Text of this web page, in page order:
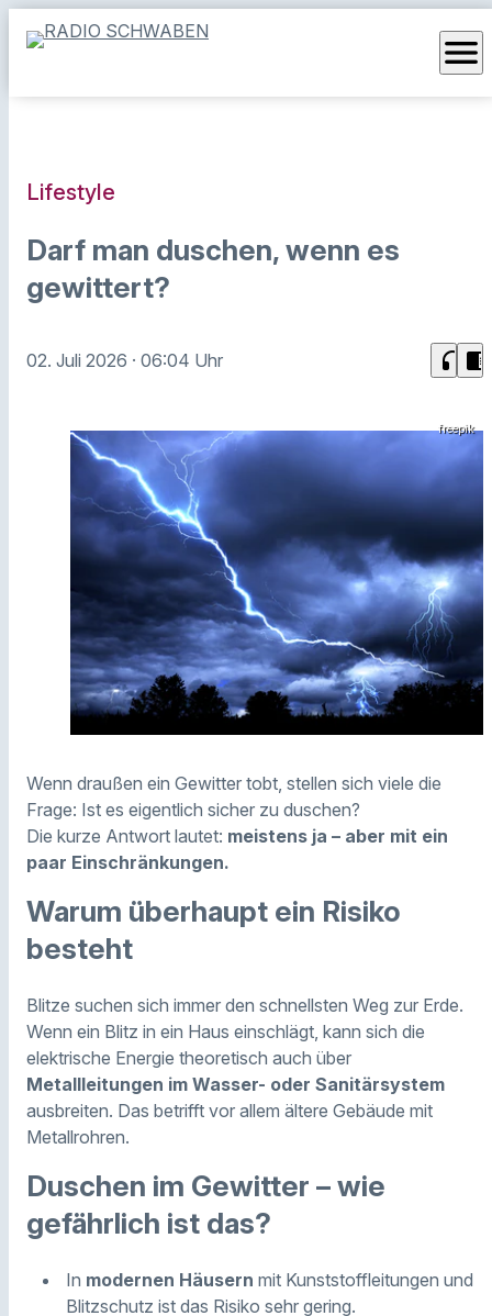
menu
Lifestyle
Darf man duschen, wenn es
gewittert?
02. Juli 2026 · 06:04 Uhr headphones chrome_reader_mode
freepik
Wenn draußen ein Gewitter tobt, stellen sich viele die
Frage: Ist es eigentlich sicher zu duschen?
Die kurze Antwort lautet: meistens ja – aber mit ein
paar Einschränkungen.
Warum überhaupt ein Risiko
besteht
Blitze suchen sich immer den schnellsten Weg zur Erde.
Wenn ein Blitz in ein Haus einschlägt, kann sich die
elektrische Energie theoretisch auch über
Metallleitungen im Wasser- oder Sanitärsystem
ausbreiten. Das betrifft vor allem ältere Gebäude mit
Metallrohren.
Duschen im Gewitter – wie
gefährlich ist das?
In modernen Häusern mit Kunststoffleitungen und
Blitzschutz ist das Risiko sehr gering.